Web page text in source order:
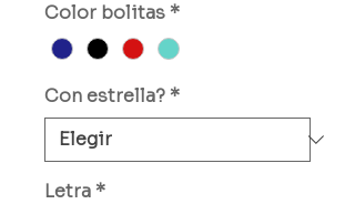
Color bolitas *
Con estrella? *
Letra *